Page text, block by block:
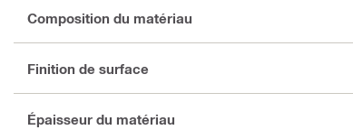
Composition du matériau
Finition de surface
Épaisseur du matériau